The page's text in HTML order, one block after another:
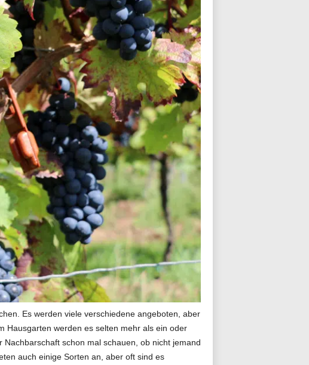
Es werden viele verschiedene angeboten, aber
Hausgarten werden es selten mehr als ein oder
schon mal schauen, ob nicht jemand
auch einige Sorten an, aber oft sind es